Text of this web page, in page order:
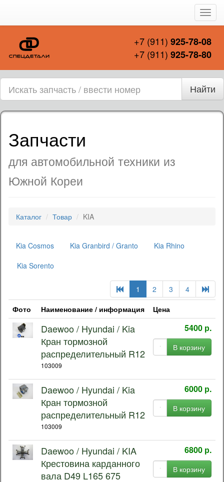
+7 (911) 925-78-08
+7 (911) 925-78-80
Найти
Запчасти
для автомобильной техники из
Южной Кореи
Каталог Товар KIA
Kia Cosmos Kia Granbird / Granto
Kia Rhino
Kia Sorento
1 2 3
4
Фото
Наименование / информация Цена
Daewoo / Hyundai / Kia
Кран тормозной
распределительный R12
103009
5400 р.
В корзину
Daewoo / Hyundai / Kia
Кран тормозной
распределительный R12
103009
6000 р.
В корзину
Daewoo / Hyundai / KIA
Крестовина карданного
вала D49 L165 675
6800 р.
В корзину